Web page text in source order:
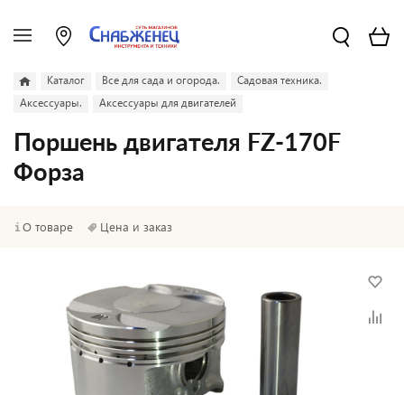
Каталог Все для сада и огорода.
Садовая техника.
Аксессуары.
Аксессуары для двигателей
Поршень двигателя FZ-170F
Форза
О товаре Цена и заказ